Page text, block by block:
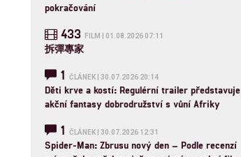
pokračování
433 FILM | 01.08.2026 07:11
拆彈專家
1 ČLÁNEK | 30.07.2026 20:14
Děti krve a kostí: Regulérní trailer představuje
akční fantasy dobrodružství s vůní Afriky
1 ČLÁNEK | 30.07.2026 12:31
Spider-Man: Zbrusu nový den – Podle recenzí